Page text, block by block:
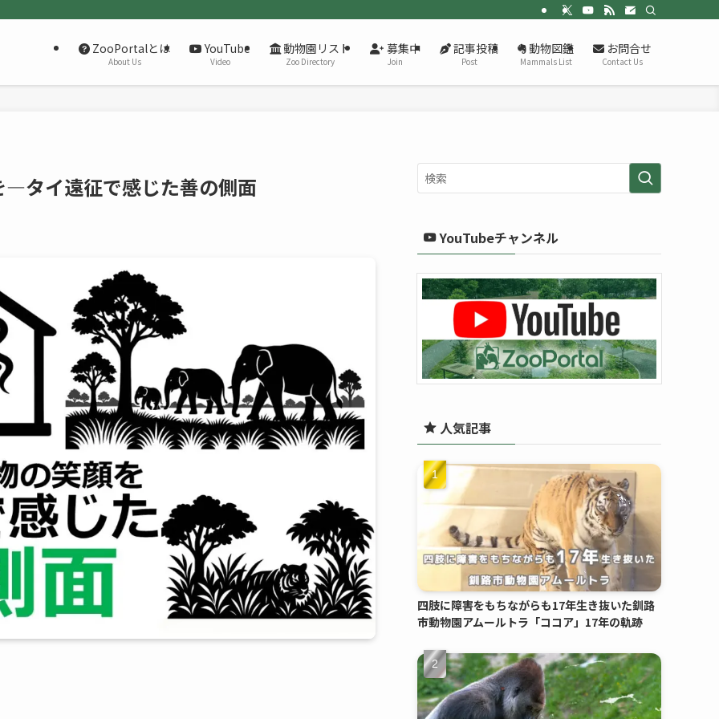
ZooPortalとは
About Us
YouTube
Video
動物園リスト
Zoo Directory
募集中
Join
記事投稿
Post
動物図鑑
Mammals List
お問合せ
Contact Us
タイ遠征で感じた善の側面
YouTubeチャンネル
人気記事
四肢に障害をもちながらも17年生き抜いた釧路
市動物園アムールトラ「ココア」17年の軌跡